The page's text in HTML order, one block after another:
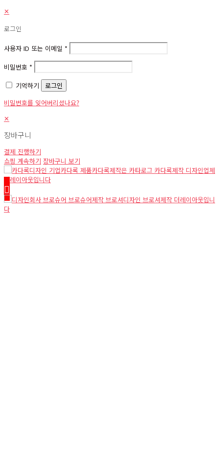
✕
로그인
사용자 ID 또는 이메일 *
비밀번호 *
기억하기
로그인
비밀번호를 잊어버리셨나요?
✕
장바구니
결제 진행하기
쇼핑 계속하기 장바구니 보기